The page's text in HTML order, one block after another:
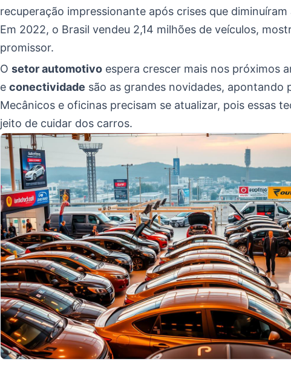
recuperação impressionante após crises que
Em 2022, o Brasil vendeu 2,14 milhões de veículos,
promissor.
O setor automotivo espera crescer mais nos próximos
e conectividade são as grandes novidades, apontando
Mecânicos e oficinas precisam se atualizar, pois essas
jeito de cuidar dos carros.